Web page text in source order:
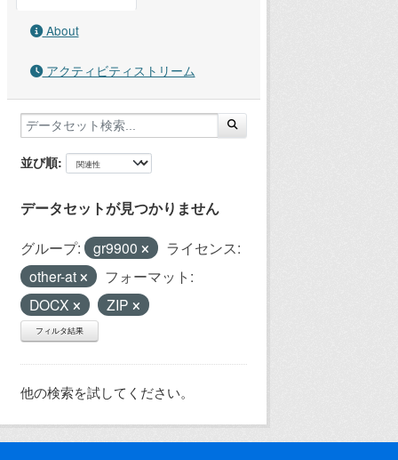
About
アクティビティストリーム
並び順
データセットが見つかりません
グループ: gr9900
ライセンス:
other-at
フォーマット:
DOCX
ZIP
フィルタ結果
他の検索を試してください。